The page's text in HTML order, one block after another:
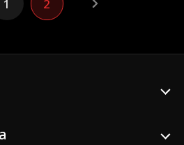
przetrwać tę grę? A może utonie w
1 2